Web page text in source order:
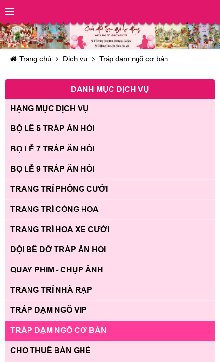
Trang chủ Dịch vụ Tráp dạm ngõ cơ bản
DANH MỤC DỊCH VỤ
HẠNG MỤC DỊCH VỤ
BỘ LỄ 5 TRÁP ĂN HỎI
BỘ LỄ 7 TRÁP ĂN HỎI
BỘ LỄ 9 TRÁP ĂN HỎI
TRANG TRÍ PHÔNG CƯỚI
TRANG TRÍ CỔNG HOA
TRANG TRÍ HOA XE CƯỚI
ĐỘI BÊ ĐỠ TRÁP ĂN HỎI
QUAY PHIM - CHỤP ẢNH
TRANG TRÍ NHÀ RẠP
TRÁP DẠM NGÕ VIP
TRÁP DẠM NGÕ CƠ BẢN
CHO THUÊ BÀN GHẾ